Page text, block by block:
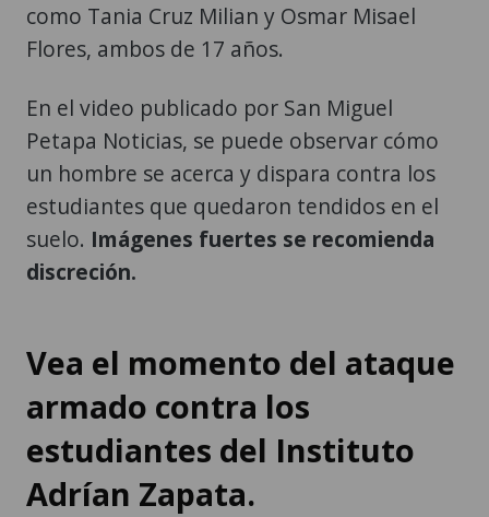
como Tania Cruz Milian y Osmar Misael
Flores, ambos de 17 años.
En el video publicado por San Miguel
Petapa Noticias, se puede observar cómo
un hombre se acerca y dispara contra los
estudiantes que quedaron tendidos en el
suelo. Imágenes fuertes se recomienda
discreción.
Vea el momento del ataque
armado contra los
estudiantes del Instituto
Adrían Zapata.